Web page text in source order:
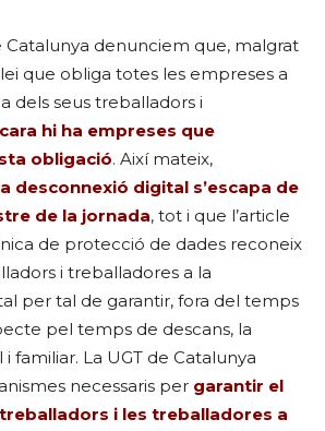
Catalunya denunciem que, malgrat
que obliga totes les empreses a
dels seus treballadors i
hi ha empreses que
obligació. Així mateix,
desconnexió digital s’escapa de
de la jornada, tot i que l’article
de protecció de dades reconeix
i treballadores a la
per tal de garantir, fora del temps
pel temps de descans, la
familiar. La UGT de Catalunya
necessaris per garantir el
i les treballadores a